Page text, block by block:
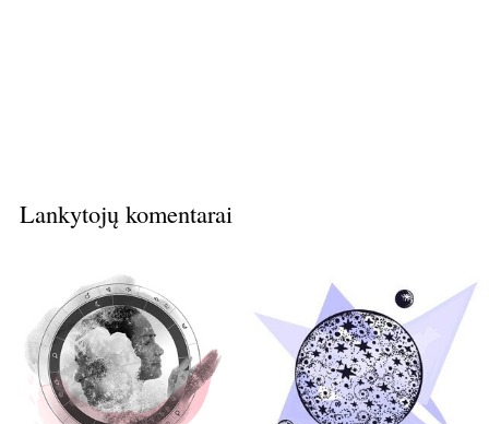
Lankytojų komentarai